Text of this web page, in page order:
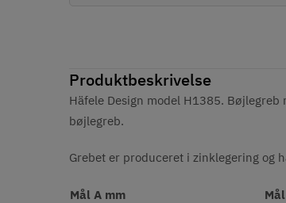
Produktbeskrivelse
Häfele Design model H1385.
bøjlegreb.
Grebet er produceret i zinklegering og
Mål A mm